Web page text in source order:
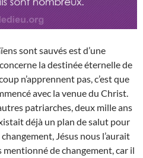
sont sauvés est d’une
la destinée éternelle de
n’apprennent pas, c’est que
avec la venue du Christ.
patriarches, deux mille ans
déjà un plan de salut pour
Jésus nous l’aurait
mentionné de changement, car il